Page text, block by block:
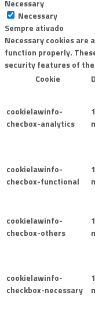
Necessary
Necessary
Sempre ativado
Necessary cookies
function properly.
security features of
Cookie
cookielawinfo-
checbox-analytics
cookielawinfo-
checbox-functional
cookielawinfo-
checbox-others
cookielawinfo-
checkbox-necessary